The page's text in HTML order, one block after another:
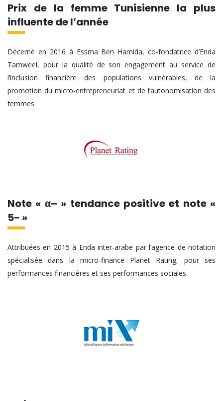
Prix de la femme Tunisienne la plus
influente de l’année
Décerné en 2016 à Essma Ben Hamida, co-fondatrice d’Enda
Tamweel, pour la qualité de son engagement au service de
l’inclusion financière des populations vulnérables, de la
promotion du micro-entrepreneuriat et de l’autonomisation des
femmes.
Note « α– » tendance positive et note «
5- »
Attribuées en 2015 à Enda inter-arabe par l’agence de notation
spécialisée dans la micro-finance Planet Rating, pour ses
performances financières et ses performances sociales.